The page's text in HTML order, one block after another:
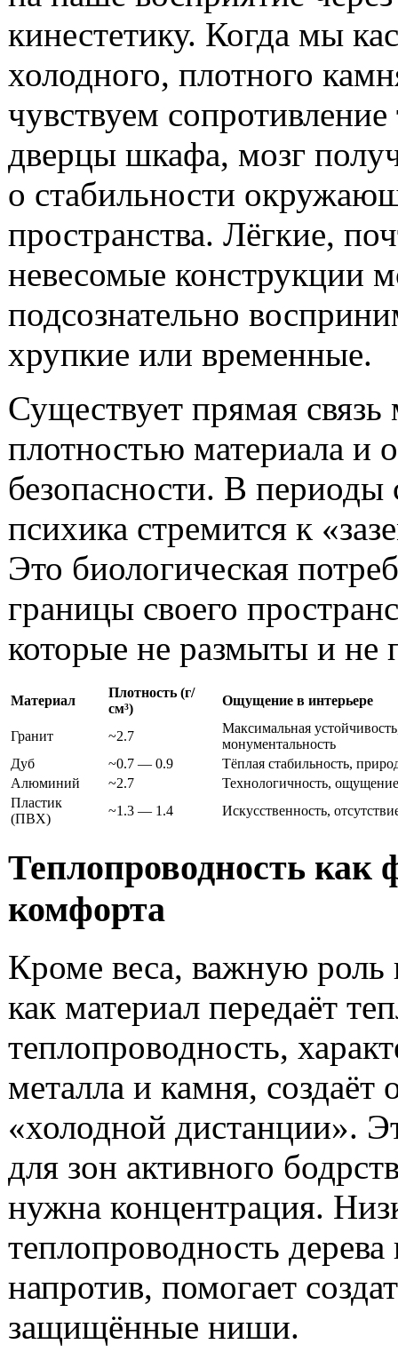
кинестетику. Когда мы
холодного, плотного
чувствуем
дверцы шкафа, мозг
о стабильности
пространства. Лёгкие,
невесомые конструкции
подсознательно
хрупкие или временные.
Существует прямая
плотностью материала
безопасности. В периоды
психика стремится к
Это биологическая
границы своего
которые не размыты и
Материал
Плотность (г/
см³)
Ощущение в интерьере
Гранит ~2.7
Максимальная
монументальность
Дуб
~0.7 — 0.9
Тёплая стабильность,
Алюминий
~2.7
Технологичность,
Пластик
(ПВХ)
~1.3 — 1.4 Искусственность,
Теплопроводность как
комфорта
Кроме веса, важную роль
как материал передаёт
теплопроводность,
металла и камня,
«холодной дистанции».
для зон активного
нужна концентрация.
теплопроводность
напротив, помогает
защищённые ниши.